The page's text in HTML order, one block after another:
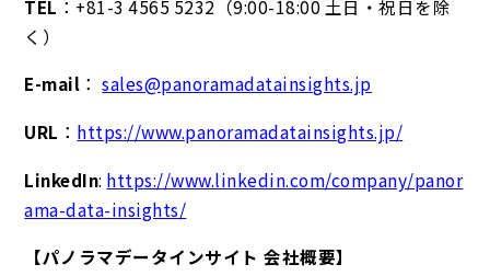
TEL ：+81-3 4565 5232（9:00-18:00 土日・祝日を除
く）
E-mail ：sales@panoramadatainsights.jp
URL ： https://www.panoramadatainsights.jp/
LinkedIn: https://www.linkedin.com/company/panor
ama-data-insights/
【パノラマデータインサイト 会社概要】